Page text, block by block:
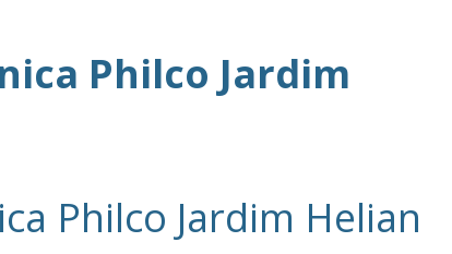
Philco Jardim
Philco Jardim Helian